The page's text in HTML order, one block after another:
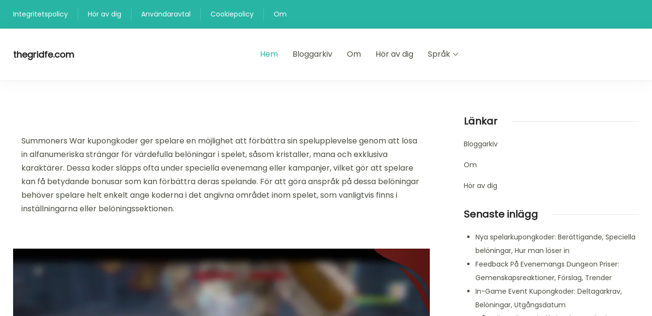
Integritetspolicy Hör av dig Användaravtal Cookiepolicy Om
thegridfe.com Hem Bloggarkiv Om Hör av dig Språk
Summoners War kupongkoder ger spelare en möjlighet att förbättra sin spelupplevelse genom att lösa
in alfanumeriska strängar för värdefulla belöningar i spelet, såsom kristaller, mana och exklusiva
karaktärer. Dessa koder släpps ofta under speciella evenemang eller kampanjer, vilket gör att spelare
kan få betydande bonusar som kan förbättra deras spelande. För att göra anspråk på dessa belöningar
behöver spelare helt enkelt ange koderna i det angivna området inom spelet, som vanligtvis finns i
inställningarna eller belöningssektionen.
Länkar
Bloggarkiv
Om
Hör av dig
Senaste inlägg
Nya spelarkupongkoder: Berättigande, Speciella
belöningar, Hur man löser in
Feedback På Evenemangs Dungeon Priser:
Gemenskapsreaktioner, Förslag, Trender
In-Game Event Kupongkoder: Deltagarkrav,
Belöningar, Utgångsdatum